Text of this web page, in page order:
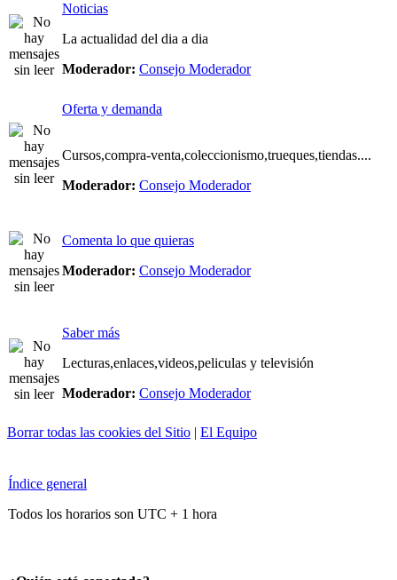
Noticias
La actualidad del dia a dia
Moderador: Consejo Moderador
Oferta y demanda
Cursos,compra-venta,coleccionismo,trueques,tiendas....
Moderador: Consejo Moderador
Comenta lo que quieras
Moderador: Consejo Moderador
Saber más
Lecturas,enlaces,videos,peliculas y televisión
Moderador: Consejo Moderador
Borrar todas las cookies del Sitio | El Equipo
Índice general
Todos los horarios son UTC + 1 hora